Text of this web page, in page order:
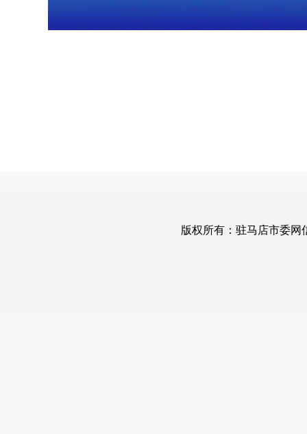
版权所有：驻马店市委